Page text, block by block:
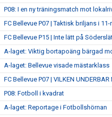
P08: I en ny träningsmatch mot
FC Bellevue P07 | Taktisk briljans i 11-
FC Bellevue P15 | Inte lätt på
A-laget: Viktig bortapoäng bärgad
A-laget: Bellevue visade mästarklass
FC Bellevue P07 | VILKEN UNDERBAR
P08: Fotboll i kvadrat
A-laget: Reportage i Fotbollshörnan